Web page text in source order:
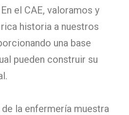
el CAE, valoramos y
historia a nuestros
una base
pueden construir su
la enfermería muestra